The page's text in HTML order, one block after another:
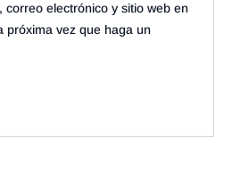
correo electrónico y sitio web en
próxima vez que haga un